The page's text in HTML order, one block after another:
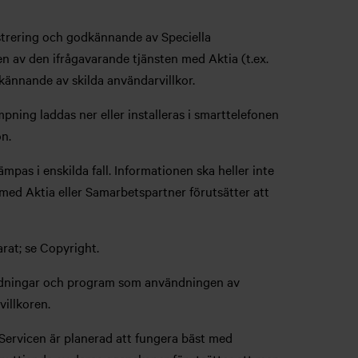
och godkännande av Speciella
av den ifrågavarande tjänsten med Aktia (t.ex.
av skilda användarvillkor.
laddas ner eller installeras i smarttelefonen
i enskilda fall. Informationen ska heller inte
Aktia eller Samarbetspartner förutsätter att
se Copyright.
och program som användningen av
är planerad att fungera bäst med